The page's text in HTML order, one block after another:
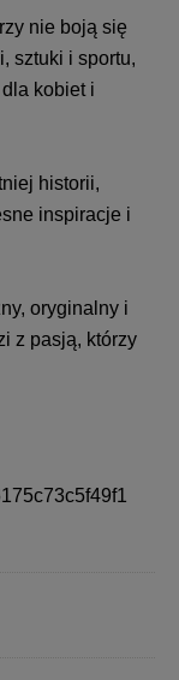
nie boją się
sztuki i sportu,
kobiet i
historii,
inspiracje i
oryginalny i
z pasją, którzy